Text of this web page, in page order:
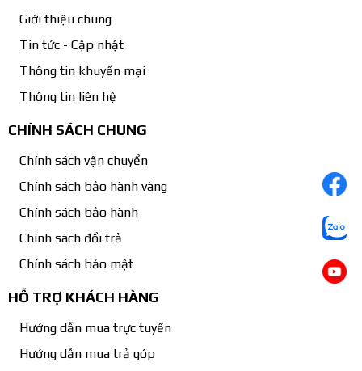
Giới thiệu chung
Tin tức - Cập nhật
Thông tin khuyến mại
Thông tin liên hệ
CHÍNH SÁCH CHUNG
Chính sách vận chuyển
Chính sách bảo hành vàng
Chính sách bảo hành
Chính sách đổi trả
Chính sách bảo mật
HỖ TRỢ KHÁCH HÀNG
Hướng dẫn mua trực tuyến
Hướng dẫn mua trả góp